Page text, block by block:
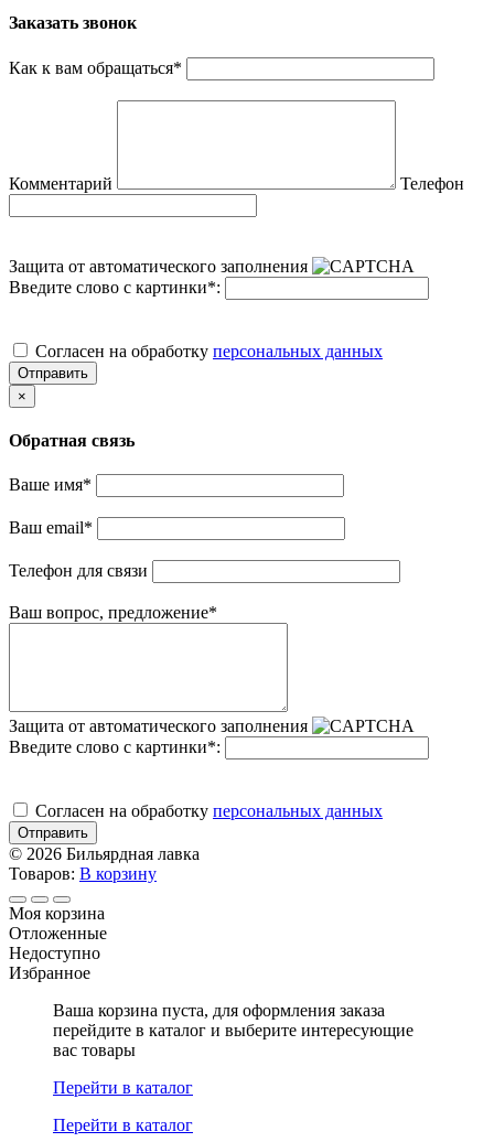
Заказать звонок
Как к вам обращаться*
Комментарий Телефон
Защита от автоматического заполнения
Введите слово с картинки*:
Cогласен на обработку персональных данных
Отправить
×
Обратная связь
Ваше имя*
Ваш email*
Телефон для связи
Ваш вопрос, предложение*
Защита от автоматического заполнения
Введите слово с картинки*:
Cогласен на обработку персональных данных
Отправить
© 2026 Бильярдная лавка
Товаров: В корзину
Моя корзина
Отложенные
Недоступно
Избранное
Ваша корзина пуста, для оформления заказа
перейдите в каталог и выберите интересующие
вас товары
Перейти в каталог
Перейти в каталог